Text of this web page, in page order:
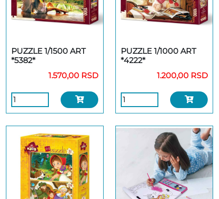
PUZZLE 1/1500 ART
*5382*
1.570,00 RSD
PUZZLE 1/1000 ART
*4222*
1.200,00 RSD